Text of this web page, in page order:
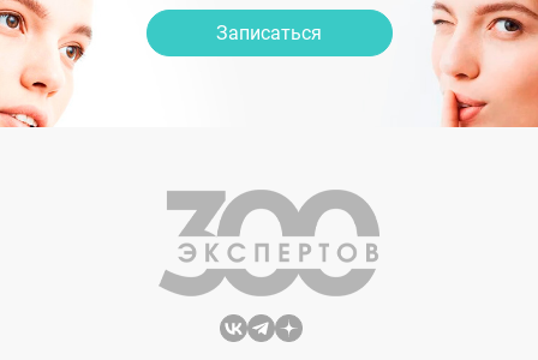
Записаться